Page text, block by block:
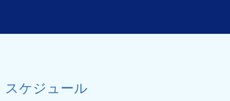
スケジュール